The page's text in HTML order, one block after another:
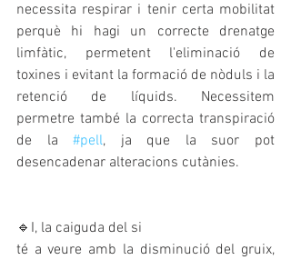
necessita respirar i tenir certa mobilitat
perquè hi hagi un correcte drenatge
limfàtic, permetent l'eliminació de
toxines i evitant la formació de nòduls i la
retenció de líquids. Necessitem
permetre també la correcta transpiració
de la #pell, ja que la suor pot
desencadenar alteracions cutànies.
🔹I, la caiguda del si
té a veure amb la disminució del gruix,